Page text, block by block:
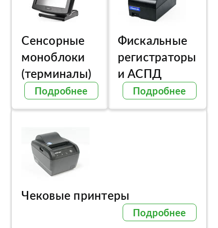
Сенсорные
моноблоки
(терминалы)
Подробнее
Фискальные
регистраторы
и АСПД
Подробнее
Чековые принтеры
Подробнее